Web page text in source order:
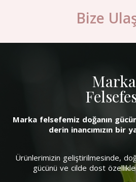
Bize
Marka
Marka felsefemiz doğanın
derin inancımızın bir
Ürünlerimizin geliştirilmesinde,
gücünü ve cilde dost